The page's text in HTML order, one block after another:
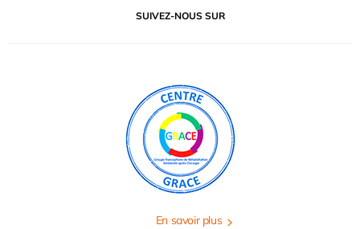
SUIVEZ-NOUS SUR
En savoir plus